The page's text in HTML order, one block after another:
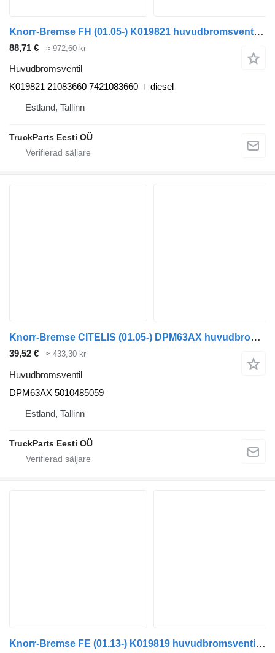
Knorr-Bremse FH (01.05-) K019821 huvudbromsventil till Volvo FH12, FH16, NH12, FH, VNL780 (1993-2014) dragbil
88,71 € ≈ 972,60 kr
Huvudbromsventil
K019821 21083660 7421083660
diesel
Estland, Tallinn
TruckParts Eesti OÜ
Knorr-Bremse CITELIS (01.05-) DPM63AX huvudbromsventil till Irisbus Access, Evadys, Axer, Karosa, Recreo, Domino, Agora, Citelis, Eurorider (1999-) buss
39,52 € ≈ 433,30 kr
Huvudbromsventil
DPM63AX 5010485059
Estland, Tallinn
TruckParts Eesti OÜ
Knorr-Bremse FE (01.13-) K019819 huvudbromsventil till Volvo FL, FE (2013-) dragbil